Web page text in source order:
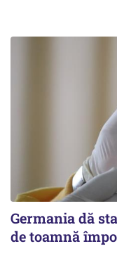
Germania dă
de toamnă